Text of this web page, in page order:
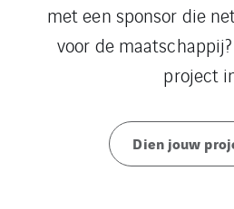
met een sponsor die
voor de
project
Dien jouw